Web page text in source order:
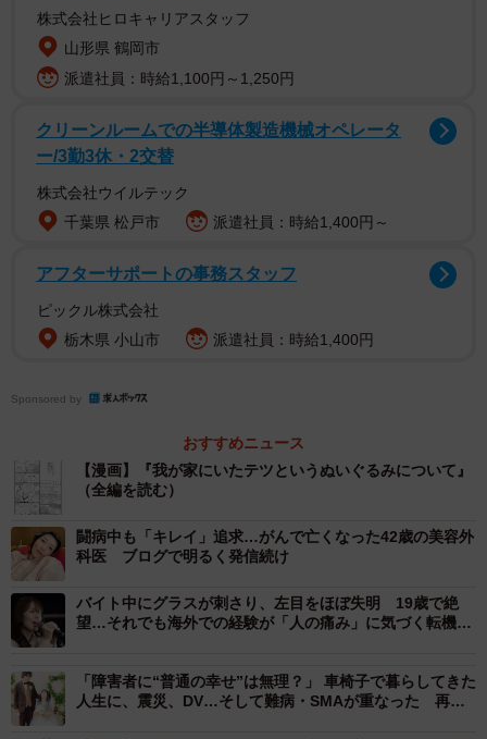
いぐるみをプレゼントしようと決意します。どの子にする
か悩みに悩んで手に取ったのは、くまのぬいぐるみでし
た。そして母の手術が終わった後、圷さんはぬいぐるみの
株式会社ヒロキャリアスタッフ
山形県 鶴岡市
派遣社員：時給1,100円～1,250円
クリーンルームでの半導体製造機械オペレータ
ー/3勤3休・2交替
株式会社ウイルテック
千葉県 松戸市
派遣社員：時給1,400円～
アフターサポートの事務スタッフ
ピックル株式会社
栃木県 小山市
派遣社員：時給1,400円
Sponsored by
おすすめニュース
【漫画】『我が家にいたテツというぬいぐるみについて』
（全編を読む）
闘病中も「キレイ」追求…がんで亡くなった42歳の美容外
科医 ブログで明るく発信続け
バイト中にグラスが刺さり、左目をほぼ失明 19歳で絶
望…それでも海外での経験が「人の痛み」に気づく転機
「障害者に“普通の幸せ”は無理？」 車椅子で暮らしてきた
人生に、震災、DV…そして難病・SMAが重なった 再婚